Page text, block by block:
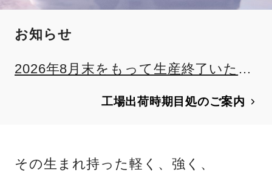
お知らせ
2026年8月末をもって生産終了いたし
工場出荷時期目処のご案内
その生まれ持った軽く、強く、